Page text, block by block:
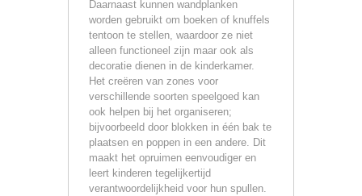
Daarnaast kunnen wandplanken
worden gebruikt om boeken of knuffels
tentoon te stellen, waardoor ze niet
alleen functioneel zijn maar ook als
decoratie dienen in de kinderkamer.
Het creëren van zones voor
verschillende soorten speelgoed kan
ook helpen bij het organiseren;
bijvoorbeeld door blokken in één bak te
plaatsen en poppen in een andere. Dit
maakt het opruimen eenvoudiger en
leert kinderen tegelijkertijd
verantwoordelijkheid voor hun spullen.